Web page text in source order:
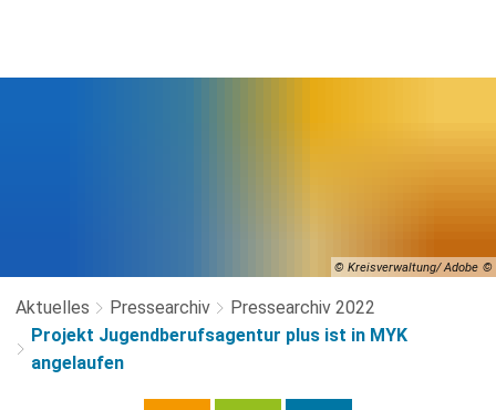
© Kreisverwaltung/ Adobe
Aktuelles Pressearchiv
Pressearchiv 2022
Projekt Jugendberufsagentur plus ist in MYK
angelaufen